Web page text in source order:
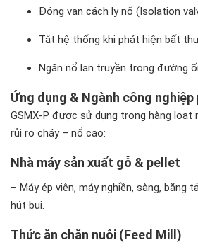
Đóng van cách ly nổ (Isolation
Tắt hệ thống khi phát hiện bất
Ngăn nổ lan truyền trong đường
Ứng dụng & Ngành công nghiệp
GSMX-P được sử dụng trong hàng loạt
rủi ro cháy – nổ cao:
Nhà máy sản xuất gỗ & pellet
– Máy ép viên, máy nghiền, sàng, băng
hút bụi.
Thức ăn chăn nuôi (Feed Mill)